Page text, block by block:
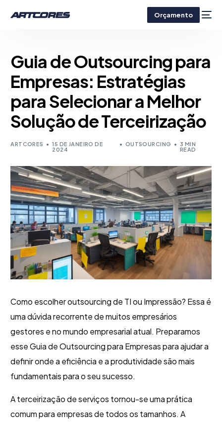
Orçamento
Guia de Outsourcing para
Empresas: Estratégias
para Selecionar a Melhor
Solução de Terceirização
ARTCORES
15 DE JANEIRO DE
2024
OUTSOURCING
3 MIN
READ
Como escolher outsourcing de TI ou Impressão? Essa é
uma dúvida recorrente de muitos empresários
gestores e no mundo empresarial atual. Preparamos
esse Guia de Outsourcing para Empresas para ajudar a
definironde a eficiência e a produtividade são mais
fundamentais para o seu sucesso.
A terceirização de serviços tornou-se uma prática
comum para empresas de todos os tamanhos.A